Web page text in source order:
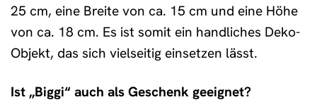
25 cm, eine Breite von ca. 15 cm und eine Höhe
von ca. 18 cm. Es ist somit ein handliches Deko-
Objekt, das sich vielseitig einsetzen lässt.
Ist „Biggi“ auch als Geschenk geeignet?